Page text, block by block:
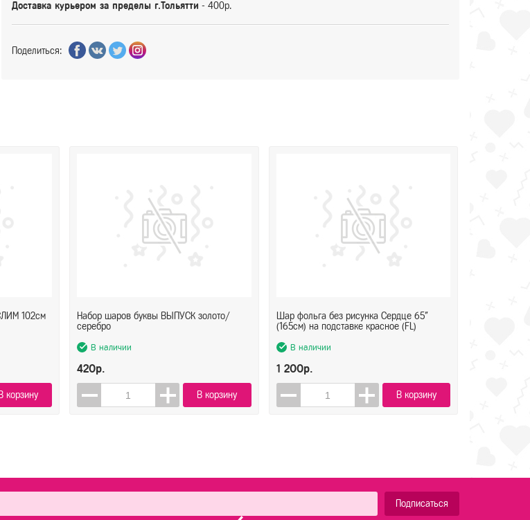
Доставка курьером за пределы г.Тольятти - 400р.
Поделиться:
102см
корзину
Набор шаров буквы ВЫПУСК золото/
серебро
В наличии
420р.
В корзину
Шар фольга без рисунка Сердце 65"
(165см) на подставке красное (FL)
В наличии
1 200р.
В корзину
Подписаться